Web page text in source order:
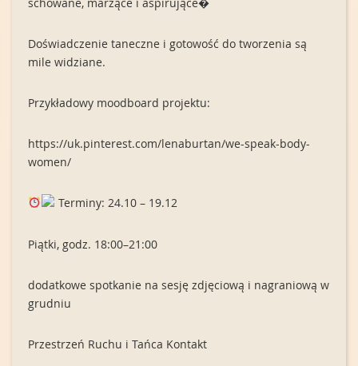
Doświadczenie taneczne i gotowość do tworzenia są
mile widziane.
Przykładowy moodboard projektu:
https://uk.pinterest.com/lenaburtan/we-speak-body-
women/
Terminy: 24.10 – 19.12
Piątki, godz. 18:00–21:00
dodatkowe spotkanie na sesję zdjęciową i nagraniową w
grudniu
Przestrzeń Ruchu i Tańca Kontakt